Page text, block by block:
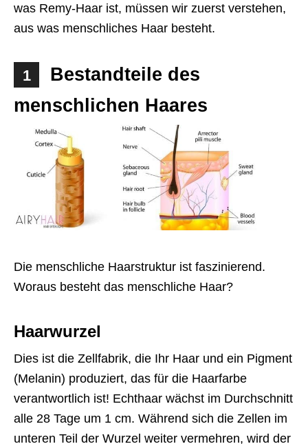
was Remy-Haar ist, müssen wir zuerst verstehen,
aus was menschliches Haar besteht.
1
Bestandteile des
menschlichen Haares
Die menschliche Haarstruktur ist faszinierend.
Woraus besteht das menschliche Haar?
Haarwurzel
Dies ist die Zellfabrik, die Ihr Haar und ein Pigment
(Melanin) produziert, das für die Haarfarbe
verantwortlich ist! Echthaar wächst im Durchschnitt
alle 28 Tage um 1 cm. Während sich die Zellen im
unteren Teil der Wurzel weiter vermehren, wird der